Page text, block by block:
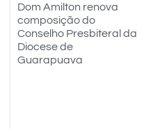
Dom Amilton renova
composição do
Conselho Presbiteral da
Diocese de
Guarapuava